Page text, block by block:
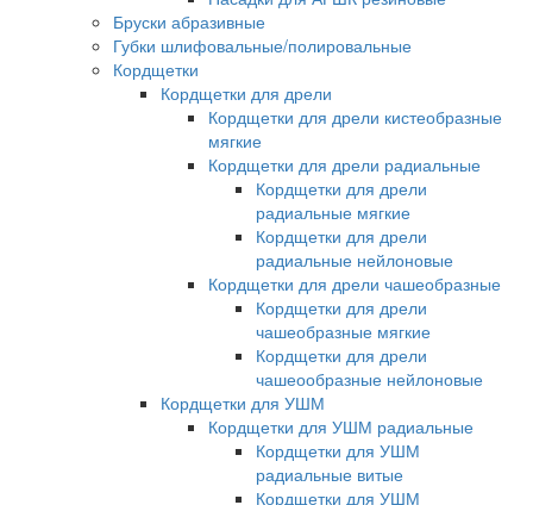
Бруски абразивные
Губки шлифовальные/полировальные
Кордщетки
Кордщетки для дрели
Кордщетки для дрели кистеобразные
мягкие
Кордщетки для дрели радиальные
Кордщетки для дрели
радиальные мягкие
Кордщетки для дрели
радиальные нейлоновые
Кордщетки для дрели чашеобразные
Кордщетки для дрели
чашеобразные мягкие
Кордщетки для дрели
чашеообразные нейлоновые
Кордщетки для УШМ
Кордщетки для УШМ радиальные
Кордщетки для УШМ
радиальные витые
Кордщетки для УШМ